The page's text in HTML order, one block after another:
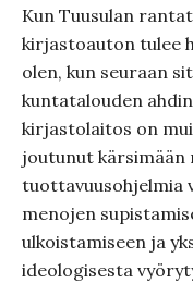
Kun Tuusulan
kirjastoauton tulee
olen, kun seu­raan
kuntatalouden
kirjastolaitos on
joutunut kärsimään
tuottavuusohjelmia
menojen
ulkoistamiseen ja
ideologisesta